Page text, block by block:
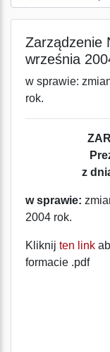
Zarządzenie
września
w sprawie:
rok.
z
w sprawie:
2004 rok.
Kliknij ten link
formacie .pdf